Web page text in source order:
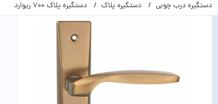
دستگیره درب چوبی
دستگیره پلاک دستگیره پلاک ۷۰۰ ریوارد